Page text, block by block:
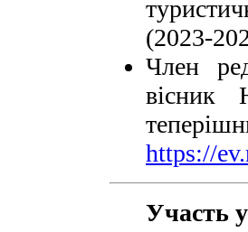
(2023-
Член
вісник
https://
Участь